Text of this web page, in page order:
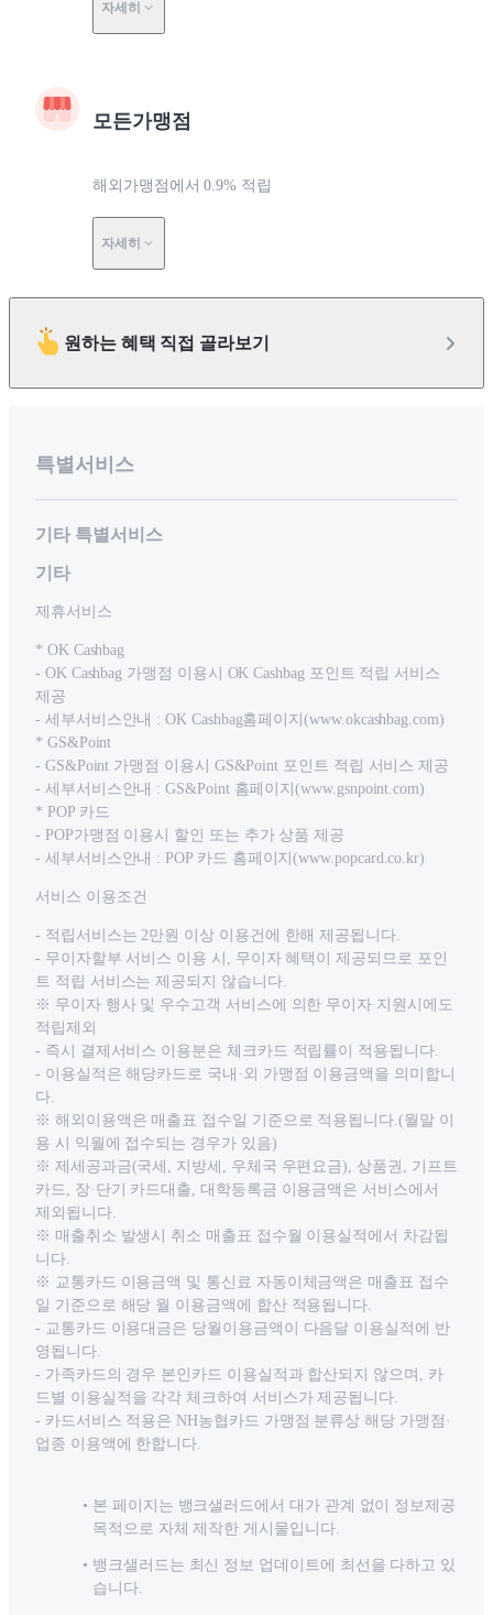
자세히
모든가맹점
해외가맹점에서 0.9% 적립
자세히
원하는 혜택 직접 골라보기
특별서비스
기타 특별서비스
기타
제휴서비스
* OK Cashbag
- OK Cashbag 가맹점 이용시 OK Cashbag 포인트 적립 서비스
제공
- 세부서비스안내 : OK Cashbag홈페이지(www.okcashbag.com)
* GS&Point
- GS&Point 가맹점 이용시 GS&Point 포인트 적립 서비스 제공
- 세부서비스안내 : GS&Point 홈페이지(www.gsnpoint.com)
* POP 카드
- POP가맹점 이용시 할인 또는 추가 상품 제공
- 세부서비스안내 : POP 카드 홈페이지(www.popcard.co.kr)
서비스 이용조건
- 적립서비스는 2만원 이상 이용건에 한해 제공됩니다.
- 무이자할부 서비스 이용 시, 무이자 혜택이 제공되므로 포인
트 적립 서비스는 제공되지 않습니다.
※ 무이자 행사 및 우수고객 서비스에 의한 무이자 지원시에도
적립제외
- 즉시 결제서비스 이용분은 체크카드 적립률이 적용됩니다.
- 이용실적은 해당카드로 국내·외 가맹점 이용금액을 의미합니
다.
※ 해외이용액은 매출표 접수일 기준으로 적용됩니다.(월말 이
용 시 익월에 접수되는 경우가 있음)
※ 제세공과금(국세, 지방세, 우체국 우편요금), 상품권, 기프트
카드, 장·단기 카드대출, 대학등록금 이용금액은 서비스에서
제외됩니다.
※ 매출취소 발생시 취소 매출표 접수월 이용실적에서 차감됩
니다.
※ 교통카드 이용금액 및 통신료 자동이체금액은 매출표 접수
일 기준으로 해당 월 이용금액에 합산 적용됩니다.
- 교통카드 이용대금은 당월이용금액이 다음달 이용실적에 반
영됩니다.
- 가족카드의 경우 본인카드 이용실적과 합산되지 않으며, 카
드별 이용실적을 각각 체크하여 서비스가 제공됩니다.
- 카드서비스 적용은 NH농협카드 가맹점 분류상 해당 가맹점·
업종 이용액에 한합니다.
본 페이지는 뱅크샐러드에서 대가 관계 없이 정보제공
목적으로 자체 제작한 게시물입니다.
뱅크샐러드는 최신 정보 업데이트에 최선을 다하고 있
습니다.